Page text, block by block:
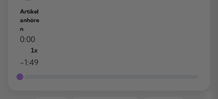
Artikel
anhöre
n
0:00
1x
-1:49